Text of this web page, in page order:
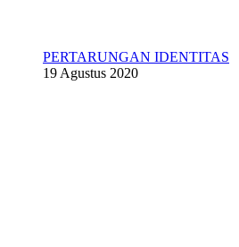
PERTARUNGAN IDENTITAS
19 Agustus 2020